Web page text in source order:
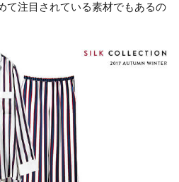
て注目されている素材でもあるの